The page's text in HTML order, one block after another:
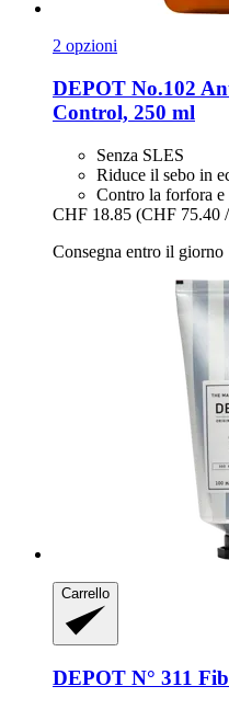
2 opzioni
DEPOT No.102
Control, 250 ml
Senza SLES
Riduce il sebo in
Contro la forfora
CHF 18.85 (CHF 75.40
Consegna entro il giorno
Carrello
DEPOT N° 311